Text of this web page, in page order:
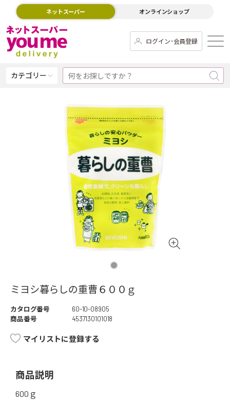
ネットスーパー オンラインショップ
ログイン･会員登録
カテゴリー
ミヨシ暮らしの重曹６００ｇ
カタログ番号
60-10-08905
商品番号
4537130101018
マイリストに登録する
商品説明
600ｇ